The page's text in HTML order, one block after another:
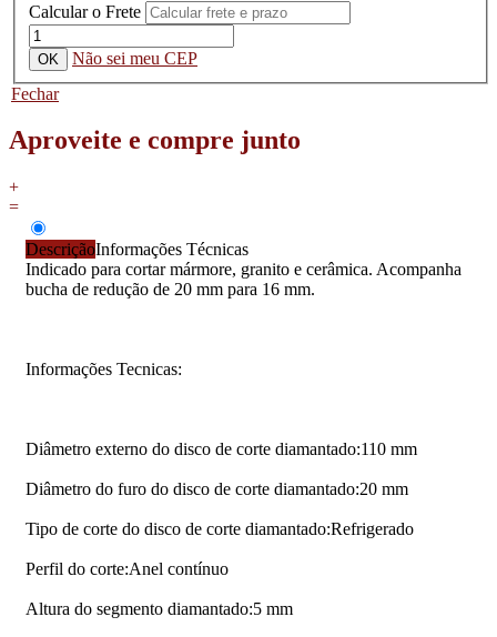
Calcular o Frete
Não sei meu CEP
Fechar
Aproveite e compre junto
+
=
DescriçãoInformações Técnicas
Indicado para cortar mármore, granito e cerâmica. Acompanha
bucha de redução de 20 mm para 16 mm.
Informações Tecnicas:
Diâmetro externo do disco de corte diamantado:110 mm
Diâmetro do furo do disco de corte diamantado:20 mm
Tipo de corte do disco de corte diamantado:Refrigerado
Perfil do corte:Anel contínuo
Altura do segmento diamantado:5 mm